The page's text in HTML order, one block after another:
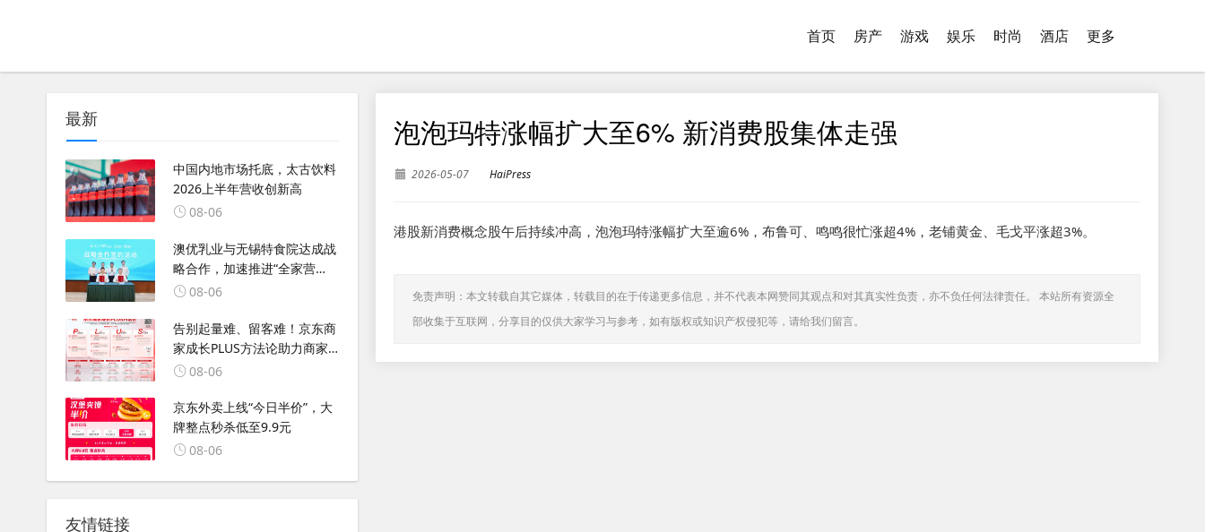
首页 房产 游戏 娱乐 时尚 酒店 更多
最新
中国内地市场托底，太古饮料
2026上半年营收创新高
08-06
澳优乳业与无锡特食院达成战
略合作，加速推进“全家营
养”战略
08-06
告别起量难、留客难！京东商
家成长PLUS方法论助力商家
跑出确定性增长路径
08-06
京东外卖上线“今日半价”，大
牌整点秒杀低至9.9元
08-06
友情链接
泡泡玛特涨幅扩大至6% 新消费股集体走强
2026-05-07 HaiPress
港股新消费概念股午后持续冲高，泡泡玛特涨幅扩大至逾6%，布鲁可、鸣鸣很忙涨超4%，老铺黄金、毛戈平涨超3%。
免责声明：本文转载自其它媒体，转载目的在于传递更多信息，并不代表本网赞同其观点和对其真实性负责，亦不负任何法律责任。 本站所有资源全
部收集于互联网，分享目的仅供大家学习与参考，如有版权或知识产权侵犯等，请给我们留言。